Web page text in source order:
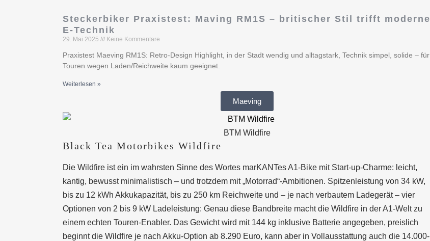
Steckerbiker Praxistest: Maving RM1S – britischer Stil trifft moderne
E-Technik
29. Mai 2025 Keine Kommentare
Praxistest Maeving RM1S: Retro-Design Highlight, in der Stadt wendig und alltagstark, Technik simpel, solide – für
Touren wegen Laden/Reichweite kaum geeignet.
Weiterlesen »
Maeving
BTM Wildfire
Black Tea Motorbikes Wildfire
Die Wildfire ist ein im wahrsten Sinne des Wortes marKANTes A1-Bike mit Start-up-Charme: leicht,
kantig, bewusst minimalistisch – und trotzdem mit „Motorrad“-Ambitionen. Spitzenleistung von 34 kW,
bis zu 12 kWh Akkukapazität, bis zu 250 km Reichweite und – je nach verbautem Ladegerät – vier
Optionen von 2 bis 9 kW Ladeleistung: Genau diese Bandbreite macht die Wildfire in der A1-Welt zu
einem echten Touren-Enabler. Das Gewicht wird mit 144 kg inklusive Batterie angegeben, preislich
beginnt die Wildfire je nach Akku-Option ab 8.290 Euro, kann aber in Vollausstattung auch die 14.000-